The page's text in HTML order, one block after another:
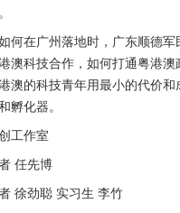
何在广州落地时，广东顺德
澳科技合作，如何打通粤港
澳的科技青年用最小的代价
孵化器。
工作室
任先博
徐劲聪 实习生 李竹